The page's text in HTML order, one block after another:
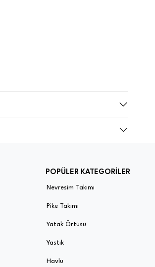
POPÜLER KATEGORİLER
Nevresim Takımı
Pike Takımı
Yatak Örtüsü
Yastık
Havlu